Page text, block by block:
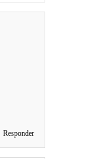
Responder